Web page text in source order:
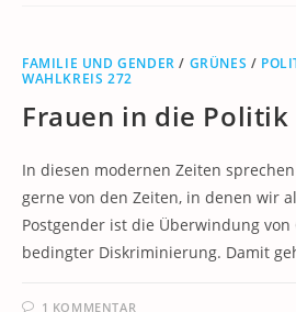
FAMILIE UND GENDER / GRÜNES /
WAHLKREIS 272
Frauen in die Politik
In diesen modernen Zeiten
gerne von den Zeiten, in denen wir
Postgender ist die Überwindung
bedingter Diskriminierung. Damit
1 KOMMENTAR